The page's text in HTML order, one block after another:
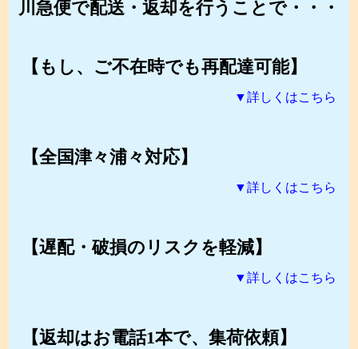
川急便で配送・返却を行うことで・・・
【もし、ご不在時でも再配達可能】
▼詳しくはこちら
【全国津々浦々対応】
▼詳しくはこちら
【遅配・破損のリスクを軽減】
▼詳しくはこちら
【返却はお電話1本で、集荷依頼】